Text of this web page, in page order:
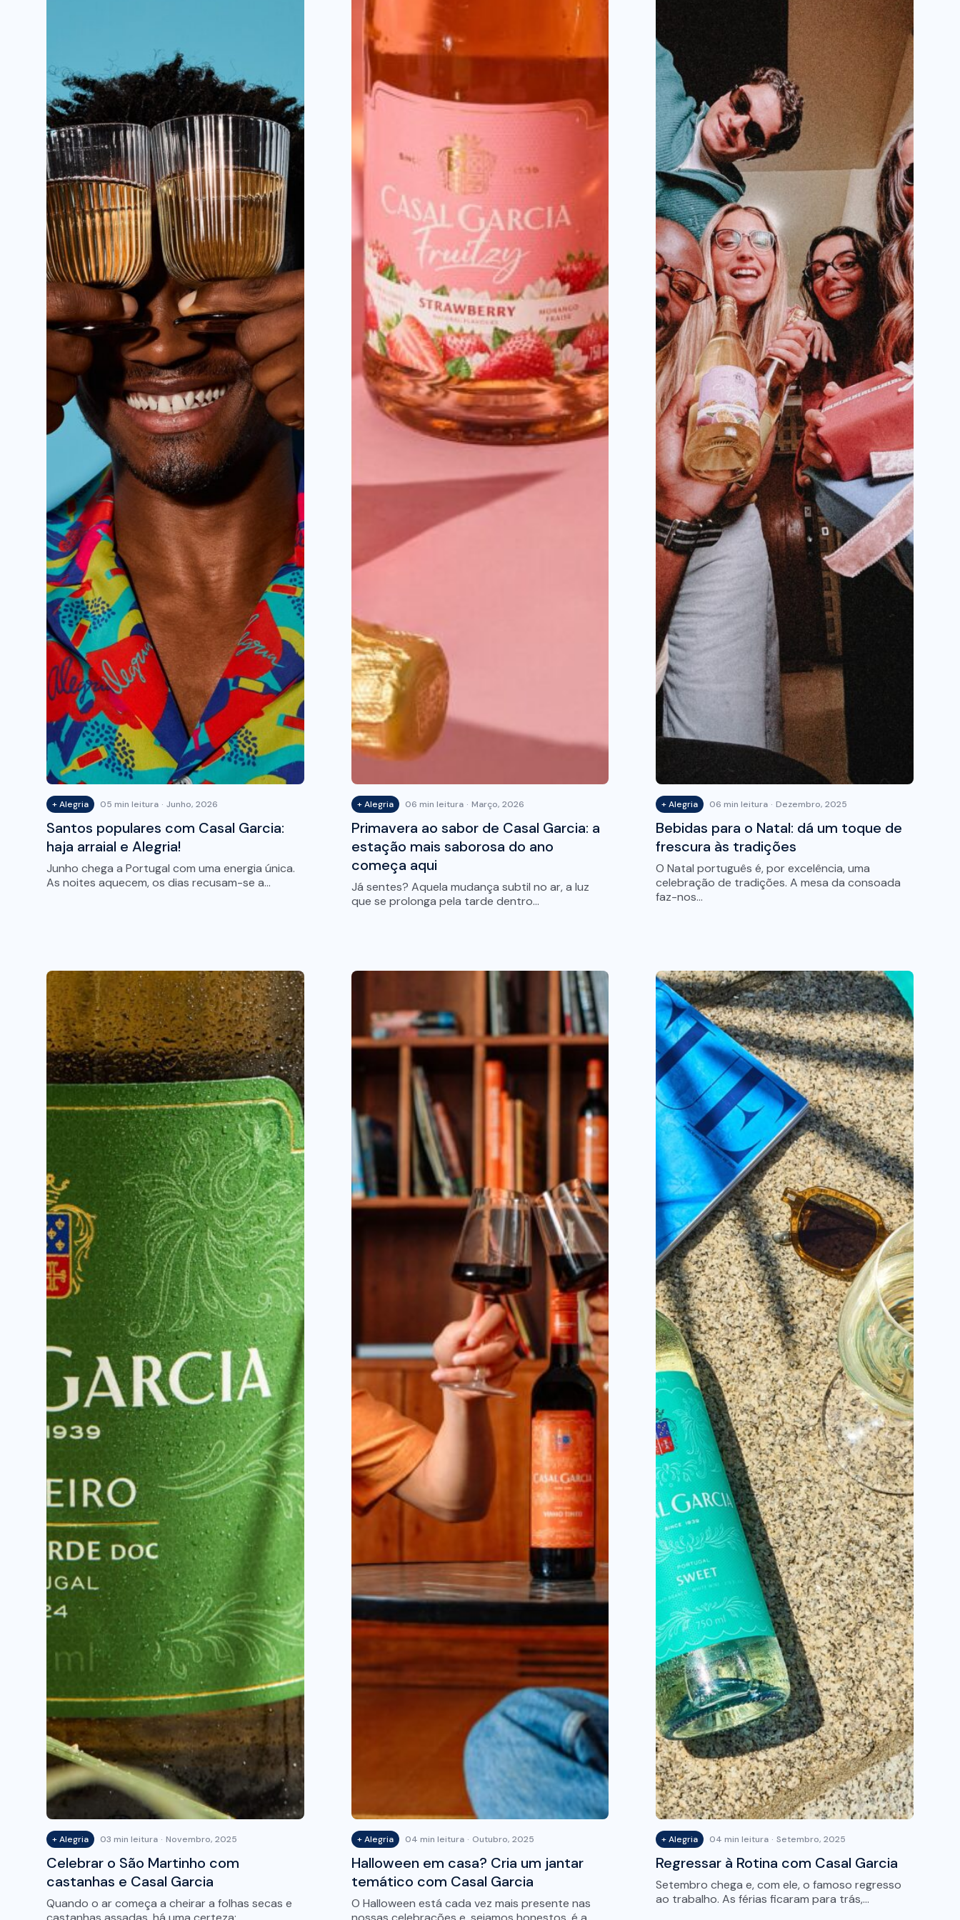
+ Alegria 05 min leitura Junho, 2026
Santos populares com Casal Garcia:
haja arraial e Alegria!
Junho chega a Portugal com uma energia única.
As noites aquecem, os dias recusam-se a…
+ Alegria 06 min leitura Março, 2026
Primavera ao sabor de Casal Garcia: a
estação mais saborosa do ano
começa aqui
Já sentes? Aquela mudança subtil no ar, a luz
que se prolonga pela tarde dentro…
+ Alegria 06 min leitura Dezembro, 2025
Bebidas para o Natal: dá um toque de
frescura às tradições
O Natal português é, por excelência, uma
celebração de tradições. A mesa da consoada
faz-nos…
+ Alegria 03 min leitura Novembro, 2025
Celebrar o São Martinho com
castanhas e Casal Garcia
Quando o ar começa a cheirar a folhas secas e
+ Alegria 04 min leitura Outubro, 2025
Halloween em casa? Cria um jantar
temático com Casal Garcia
O Halloween está cada vez mais presente nas
+ Alegria 04 min leitura Setembro, 2025
Regressar à Rotina com Casal Garcia
Setembro chega e, com ele, o famoso regresso
ao trabalho. As férias ficaram para trás,…